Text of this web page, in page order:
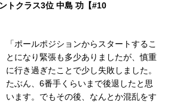
トクラス3位 中島 功【#10
「ポールポジションからスタートするこ
とになり緊張も多少ありましたが、慎重
に⾏き過ぎたことで少し失敗しました。
たぶん、6番⼿くらいまで後退したと思
います。でもその後、なんとか混乱をす